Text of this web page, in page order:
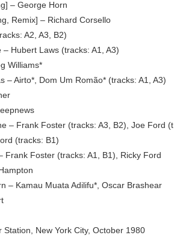
– George Horn
Remix] – Richard Corsello
A2, A3, B2)
– Hubert Laws (tracks: A1, A3)
Williams*
– Airto*, Dom Um Romão* (tracks: A1, A3)
– Frank Foster (tracks: A3, B2), Joe Ford (t
(tracks: B1)
Frank Foster (tracks: A1, B1), Ricky Ford
– Kamau Muata Adilifu*, Oscar Brashear
Station, New York City, October 1980